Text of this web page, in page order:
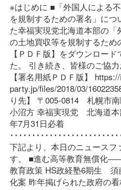
※はじめに ■「外国人による
を規制するための署名」に
た幸福実現党北海道本部の
の土地買収等を規制するため
【ＰＤＦ版】をダウンロー
た。 引き続き、皆様のご協力
【署名用紙ＰＤＦ版】
party.jp/files/2018/03/
り先】 〒005-0814 札幌市
小沼方 幸福実現党 北海道本
年7月31日必着
････････････････････････
下記より、本日のニュースフ
す。 ■進む高等教育無償化
教育政策 HS政経塾6期生
化案 昨年掲げられた政府の